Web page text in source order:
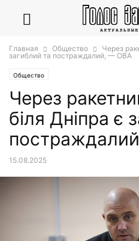
Главная Общество
Через
загиблий та постраждалий, — ОВА
Общество
Через
біля Дніпра є
15.08.2025